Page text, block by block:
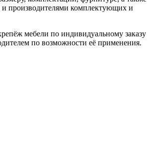
производителями комплектующих и
мебели по индивидуальному заказу
по возможности её применения.